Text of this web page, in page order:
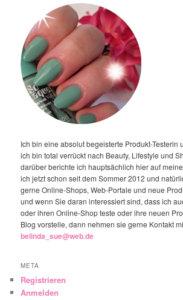
Ich bin eine absolut begeisterte Produkt-Testerin
ich bin total verrückt nach Beauty, Lifestyle und
darüber berichte ich hauptsächlich hier auf
ich jetzt schon seit dem Sommer 2012 und
gerne Online-Shops, Web-Portale und neue
und wenn Sie daran interessiert sind, dass ich
oder ihren Online-Shop teste oder ihre neuen
Blog vorstelle, dann nehmen sie gerne Kontakt
belinda_sue@web.de
META
Registrieren
Anmelden